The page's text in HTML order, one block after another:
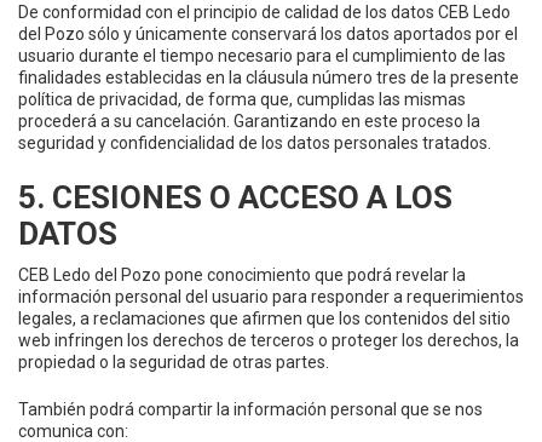
De conformidad con el principio de calidad de los datos CEB Ledo
del Pozo sólo y únicamente conservará los datos aportados por el
usuario durante el tiempo necesario para el cumplimiento de las
finalidades establecidas en la cláusula número tres de la presente
política de privacidad, de forma que, cumplidas las mismas
procederá a su cancelación. Garantizando en este proceso la
seguridad y confidencialidad de los datos personales tratados.
5. CESIONES O ACCESO A LOS
DATOS
CEB Ledo del Pozo pone conocimiento que podrá revelar la
información personal del usuario para responder a requerimientos
legales, a reclamaciones que afirmen que los contenidos del sitio
web infringen los derechos de terceros o proteger los derechos, la
propiedad o la seguridad de otras partes.
También podrá compartir la información personal que se nos
comunica con: